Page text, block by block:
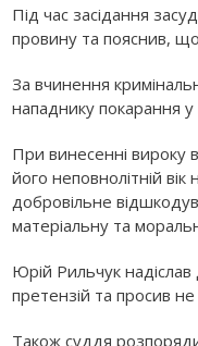
Під час засідання
провину та пояснив,
За вчинення
нападнику покарання
При винесенні вироку
його неповнолітній
добровільне
матеріальну та
Юрій Рильчук надіслав
претензій та просив
Також суддя